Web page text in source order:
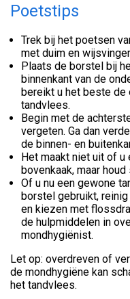
Poetstips
Trek bij het poetsen
met duim en wijsvinger
Plaats de borstel bij
binnenkant van de
bereikt u het beste de
tandvlees.
Begin met de
vergeten. Ga dan
de binnen- en
Het maakt niet uit of
bovenkaak, maar
Of u nu een gewone
borstel gebruikt,
en kiezen met
de hulpmiddelen in
mondhygiënist.
Let op: overdreven of
de mondhygiëne kan
het tandvlees.